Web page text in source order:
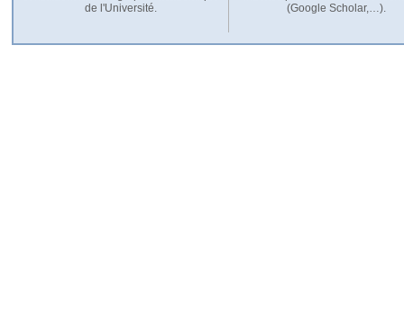
de l'Université.
(Google Scholar,…).